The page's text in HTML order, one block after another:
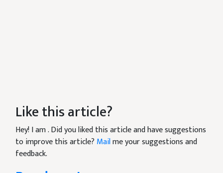
Like this article?
Hey! I am. Did you liked this article and have suggestions
to improve this article? Mailme your suggestions and
feedback.